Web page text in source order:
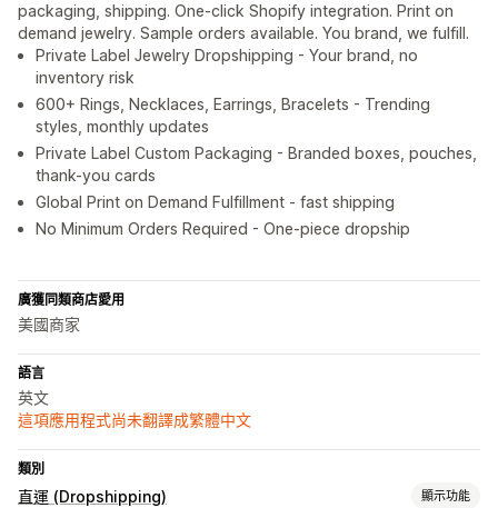
packaging, shipping. One-click Shopify integration. Print on
demand jewelry. Sample orders available. You brand, we fulfill.
Private Label Jewelry Dropshipping - Your brand, no
inventory risk
600+ Rings, Necklaces, Earrings, Bracelets - Trending
styles, monthly updates
Private Label Custom Packaging - Branded boxes, pouches,
thank-you cards
Global Print on Demand Fulfillment - fast shipping
No Minimum Orders Required - One-piece dropship
廣獲同類商店愛用
美國商家
語言
英文
這項應用程式尚未翻譯成繁體中文
類別
直運 (Dropshipping) 顯示功能